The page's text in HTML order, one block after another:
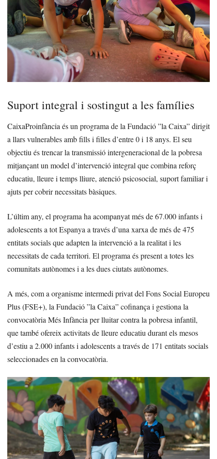
Suport integral i sostingut a les famílies
CaixaProinfància és un programa de la Fundació ”la Caixa” dirigit
a llars vulnerables amb fills i filles d’entre 0 i 18 anys. El seu
objectiu és trencar la transmissió intergeneracional de la pobresa
mitjançant un model d’intervenció integral que combina reforç
educatiu, lleure i temps lliure, atenció psicosocial, suport familiar i
ajuts per cobrir necessitats bàsiques.
L’últim any, el programa ha acompanyat més de 67.000 infants i
adolescents a tot Espanya a través d’una xarxa de més de 475
entitats socials que adapten la intervenció a la realitat i les
necessitats de cada territori. El programa és present a totes les
comunitats autònomes i a les dues ciutats autònomes.
A més, com a organisme intermedi privat del Fons Social Europeu
Plus (FSE+), la Fundació ”la Caixa” cofinança i gestiona la
convocatòria Més Infància per lluitar contra la pobresa infantil,
que també ofereix activitats de lleure educatiu durant els mesos
d’estiu a 2.000 infants i adolescents a través de 171 entitats socials
seleccionades en la convocatòria.